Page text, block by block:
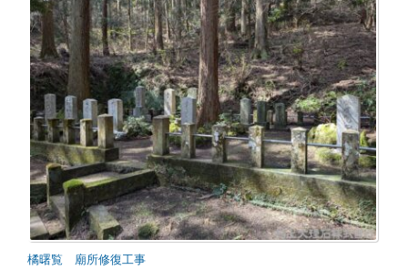
橘曙覧 廟所修復工事